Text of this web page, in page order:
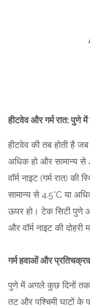
हीटवेव और गर्म रात: पुणे में
हीटवेव की तब होती है जब
अधिक हो और सामान्य से
वॉर्म नाइट (गर्म रात)
सामान्य से 4.5°C या
ऊपर हो। टेक सिटी पुणे
और वॉर्म नाइट की दोहरी
गर्म हवाओं और
पुणे में अगले कुछ दिनों तक
तट और पश्चिमी घाटों के